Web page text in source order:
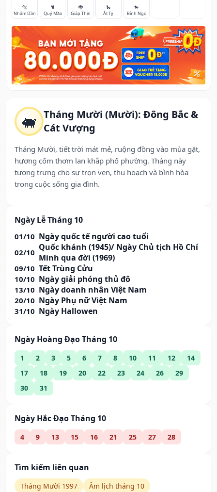
🐖 Tháng Mười (Mười): Đông Bắc &
Cát Vượng
Tháng Mười, tiết trời mát mẻ, ruộng đồng vào mùa gặt,
hương cốm thơm lan khắp phố phường. Tháng này
tượng trưng cho sự trọn vẹn, thu hoạch và bình hòa
trong cuộc sống gia đình.
Ngày Lễ Tháng 10
01/10 Ngày quốc tế người cao tuổi
02/10 Quốc khánh (1945)/ Ngày Chủ tịch Hồ Chí
Minh qua đời (1969)
09/10 Tết Trùng Cửu
10/10 Ngày giải phóng thủ đô
13/10 Ngày doanh nhân Việt Nam
20/10 Ngày Phụ nữ Việt Nam
31/10 Ngày Hallowen
Ngày Hoàng Đạo Tháng 10
1 2 3 5 6 7 8 10 11 12
14
17
18 19 20 22 23 24 26
29
30
31
Ngày Hắc Đạo Tháng 10
4 9 13 15 16 21 25 27 28
Tìm kiếm liên quan
Tháng Mười 1997
Âm lịch tháng 10
🐅
Nhâm Dần
🐈
Quý Mão
🐉
Giáp Thìn
🐍
Ất Tỵ
🐎
Bính Ngọ